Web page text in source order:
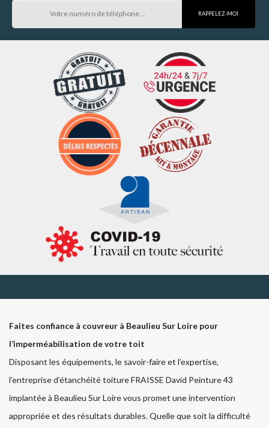
Faites confiance à couvreur à Beaulieu Sur Loire pour
l’imperméabilisation de votre toit
Disposant les équipements, le savoir-faire et l’expertise,
l’entreprise d’étanchéité toiture FRAISSE David Peinture 43
implantée à Beaulieu Sur Loire vous promet une intervention
appropriée et des résultats durables. Quelle que soit la difficulté